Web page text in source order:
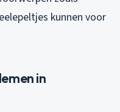
kunnen voor
in